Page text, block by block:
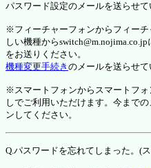
パスワード設定のメールを送らせて
※フィーチャーフォンからフィー
しい機種から
をお送りください。
機種変更手続き のメールを送らせて
※スマートフォンからスマートフ
しでご利用いただけます。今まで
ンしてください。
Q.パスワードを忘れてしまった。(